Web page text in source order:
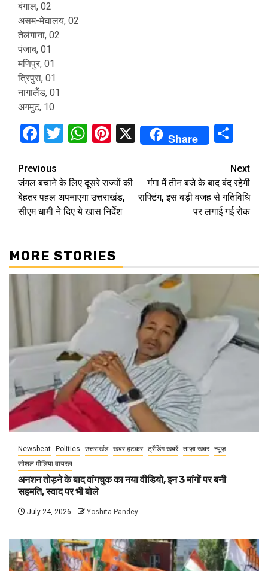
बंगाल, 02
असम-मेघालय, 02
तेलंगाना, 02
पंजाब, 01
मणिपुर, 01
त्रिपुरा, 01
नागालैंड, 01
अगमुट, 10
Facebook
Twitter
WhatsApp
Pinterest
X Share
Continue
Reading
Previous
जंगल बचाने के लिए दूसरे राज्यों की
बेहतर पहल अपनाएगा उत्तराखंड,
सीएम धामी ने दिए ये खास निर्देश
Next
गंगा में तीन बजे के बाद बंद रहेगी
राफ्टिंग, इस बड़ी वजह से गतिविधि
पर लगाई गई रोक
MORE STORIES
Newsbeat Politics उत्तराखंड खबर हटकर ट्रेंडिंग खबरें ताज़ा ख़बर न्यूज़
सोशल मीडिया वायरल
अनशन तोड़ने के बाद वांगचुक का नया वीडियो, इन 3 मांगों पर बनी
सहमति, स्वाद पर भी बोले
July 24, 2026 Yoshita Pandey